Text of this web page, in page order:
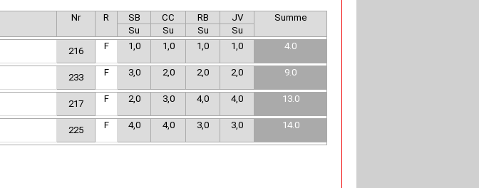
Nr R SB CC RB JV
Summe
Su
Su Su
Su
216 F 1,0 1,0 1,0 1,0 4.0
233 F 3,0 2,0 2,0 2,0 9.0
217 F 2,0 3,0 4,0 4,0 13.0
225 F 4,0 4,0 3,0 3,0 14.0